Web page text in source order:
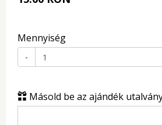
Mennyiség
-
Másold be az ajándék